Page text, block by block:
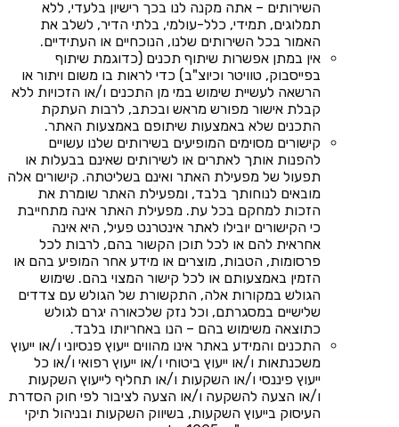
השירותים – אתה מקנה לנו בכך רישיון בלעדי, ללא
תמלוגים, תמידי, כלל-עולמי, בלתי הדיר, לשלב את
האמור בכל השירותים שלנו, הנוכחיים או העתידיים.
אין במתן אפשרות שיתוף תכנים (כדוגמת שיתוף
בפייסבוק, טוויטר וכיוצ"ב) כדי לראות בו משום ויתור או
הרשאה לעשיית שימוש במי מן התכנים ו/או הזכויות ללא
קבלת אישור מפורש מראש ובכתב, לרבות העתקת
התכנים שלא באמצעות שיתופם באמצעות האתר.
קישורים מסוימים המופיעים בשירותים שלנו עשויים
להפנות אותך לאתרים או לשירותים שאינם בבעלות או
תפעול של מפעילת האתר ואינם בשליטתה. קישורים אלה
מובאים לנוחותך בלבד, ומפעילת האתר שומרת את
הזכות למחקם בכל עת. מפעילת האתר אינה מתחייבת
כי הקישורים יובילו לאתר אינטרנט פעיל, היא אינה
אחראית להם או לכל תוכן הקשור בהם, לרבות לכל
פרסומות, הטבות, מוצרים או מידע אחר המופיע בהם או
הזמין באמצעותם או לכל קישור המצוי בהם. שימוש
הגולש במקורות אלה, התקשורת של הגולש עם צדדים
שלישיים במסגרתם, וכל נזק שלכאורה יגרם לגולש
כתוצאה משימוש בהם – הנו באחריותו בלבד.
התכנים והמידע באתר אינו מהווים ייעוץ פנסיוני ו/או ייעוץ
משכנתאות ו/או ייעוץ ביטוחי ו/או ייעוץ רפואי ו/או כל
ייעוץ פיננסי ו/או השקעות ו/או תחליף לייעוץ השקעות
ו/או הצעה להשקעה ו/או הצעה לציבור לפי חוק הסדרת
העיסוק בייעוץ השקעות, בשיווק השקעות ובניהול תיקי